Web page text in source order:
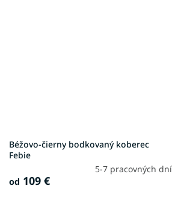
Béžovo-čierny bodkovaný koberec
Febie
5-7 pracovných dní
od 109 €